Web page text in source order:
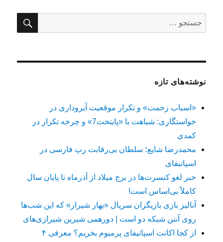
برای:
نوشته‌های تازه
«اسباب زحمت» و تکرار موقعیت آبروداری در
خواستگاری: شباهت با «پایتخت7» و چرخه تکرار در
کمدی
محمدرضا شایع؛ سلطان بی‌رقابت رپ فارسی در
اسپاتیفای
خبر لغو کنسرت‌ها در برج میلاد از آذرماه تا پایان سال
کاملاً بی‌اساس است!
آنالیز بازی بازیگران سریال «بهار شیراز» که این شب‌ها
روی آنتن شبکه دو است | دورهمی شیرین شیرازی‌های
از کجا اکانت اسپاتیفای پرمیوم بخریم؟ معرفی ۴